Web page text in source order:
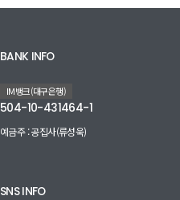
BANK INFO
IM뱅크(대구은행)
504-10-431464-1
예금주 : 공집사(류성욱)
SNS INFO